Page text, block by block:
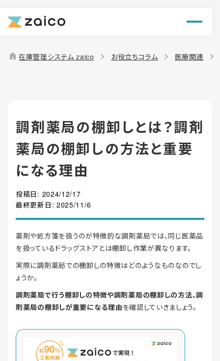
機能
解決できる課題
導入事例
お役立ち情報
home 在庫管理システム zaico お役立ちコラム 医療関連
調剤薬局の棚卸しとは？調剤
薬局の棚卸しの方法と重要
になる理由
投稿日: 2024/12/17
最終更新日: 2025/11/6
薬剤や処方箋を扱うのが特徴的な調剤薬局では、同じ医薬品
を扱っているドラッグストアとは棚卸し作業が異なります。
実際に調剤薬局での棚卸しの特徴はどのようなものなのでし
ょうか。
調剤薬局で行う棚卸しの特徴や調剤薬局の棚卸しの方法、調
剤薬局の棚卸しが重要になる理由を確認していきましょう。